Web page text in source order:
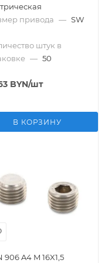
привода — SW
штук в
— 50
BYN/шт
В КОРЗИНУ
906 A4 M 16X1,5